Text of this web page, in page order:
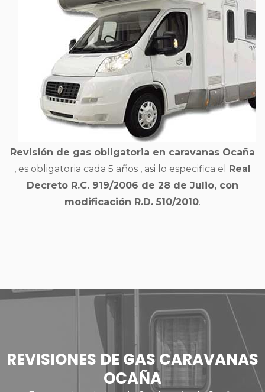
Revisión de gas obligatoria en caravanas Ocaña
, es obligatoria cada 5 años , asi lo especifica el Real
Decreto R.C. 919/2006 de 28 de Julio, con
modificación R.D. 510/2010.
REVISIONES DE GAS CARAVANAS
OCAÑA